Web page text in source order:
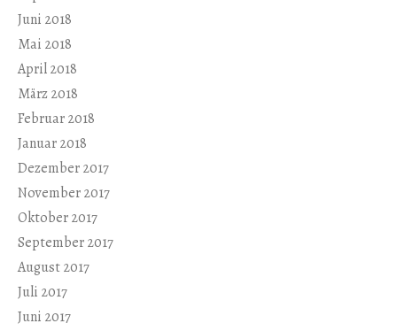
Juni 2018
Mai 2018
April 2018
März 2018
Februar 2018
Januar 2018
Dezember 2017
November 2017
Oktober 2017
September 2017
August 2017
Juli 2017
Juni 2017